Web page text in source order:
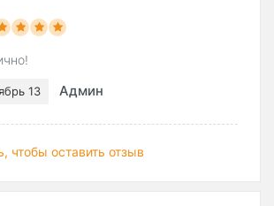
13 Админ
чтобы оставить отзыв